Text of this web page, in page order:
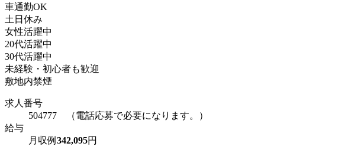
車通勤OK
土日休み
女性活躍中
20代活躍中
30代活躍中
未経験・初心者も歓迎
敷地内禁煙
求人番号
504777 （電話応募で必要になります。）
給与
月収例 342,095円